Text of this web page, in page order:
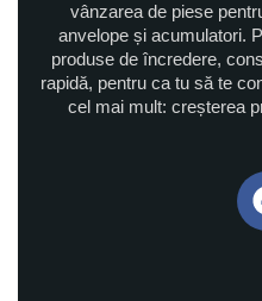
vânzarea de piese
anvelope și acumulatori.
produse de încredere,
rapidă, pentru ca tu să te
cel mai mult: creșterea